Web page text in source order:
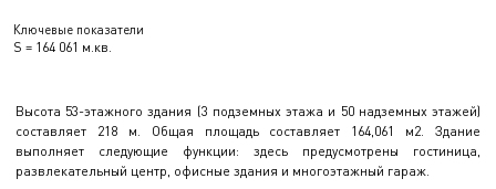
Ключевые показатели
S = 164 061 м.кв.
Высота 53-этажного здания (3 подземных этажа и 50 надземных этажей)
составляет 218 м. Общая площадь составляет 164,061 м2. Здание
выполняет следующие функции: здесь предусмотрены гостиница,
развлекательный центр, офисные здания и многоэтажный гараж.